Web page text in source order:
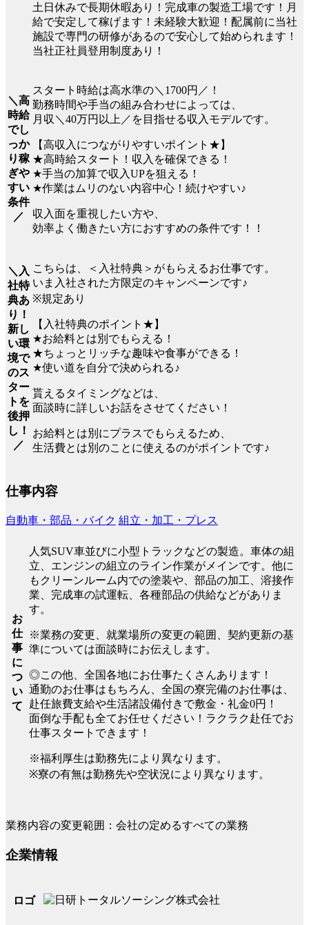
土日休みで長期休暇あり！完成車の製造工場です！月
給で安定して稼げます！未経験大歓迎！配属前に当社
施設で専門の研修があるので安心して始められます！
当社正社員登用制度あり！
＼高
時給
でし
っか
り稼
ぎや
すい
条件
／
スタート時給は高水準の＼1700円／！
勤務時間や手当の組み合わせによっては、
月収＼40万円以上／を目指せる収入モデルです。
【高収入につながりやすいポイント★】
★高時給スタート！収入を確保できる！
★手当の加算で収入UPを狙える！
★作業はムリのない内容中心！続けやすい♪
収入面を重視したい方や、
効率よく働きたい方におすすめの条件です！！
＼入
社特
典あ
り！
新し
い環
境で
のス
ター
トを
後押
し！
／
こちらは、＜入社特典＞がもらえるお仕事です。
いま入社された方限定のキャンペーンです♪
※規定あり
【入社特典のポイント★】
★お給料とは別でもらえる！
★ちょっとリッチな趣味や食事ができる！
★使い道を自分で決められる♪
貰えるタイミングなどは、
面談時に詳しいお話をさせてください！
お給料とは別にプラスでもらえるため、
生活費とは別のことに使えるのがポイントです♪
仕事内容
自動車・部品・バイク 組立・加工・プレス
お
仕
事
に
つ
い
て
人気SUV車並びに小型トラックなどの製造。車体の組
立、エンジンの組立のライン作業がメインです。他に
もクリーンルーム内での塗装や、部品の加工、溶接作
業、完成車の試運転、各種部品の供給などがありま
す。
※業務の変更、就業場所の変更の範囲、契約更新の基
準については面談時にお伝えします。
◎この他、全国各地にお仕事たくさんあります！
通勤のお仕事はもちろん、全国の寮完備のお仕事は、
赴任旅費支給や生活諸設備付きで敷金・礼金0円！
面倒な手配も全てお任せください！ラクラク赴任でお
仕事スタートできます！
※福利厚生は勤務先により異なります。
※寮の有無は勤務先や空状況により異なります。
業務内容の変更範囲：会社の定めるすべての業務
企業情報
ロゴ